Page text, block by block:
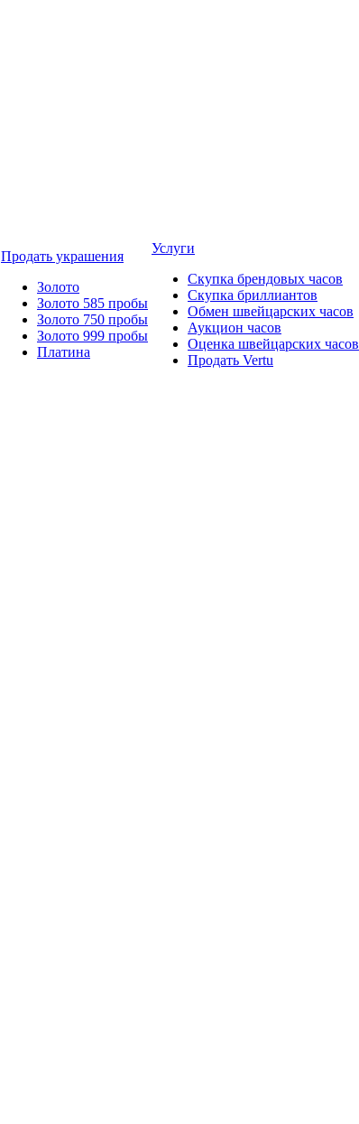
Продать украшения
Золото
Золото 585 пробы
Золото 750 пробы
Золото 999 пробы
Платина
Услуги
Скупка брендовых часов
Скупка бриллиантов
Обмен швейцарских часов
Аукцион часов
Оценка швейцарских часов
Продать Vertu